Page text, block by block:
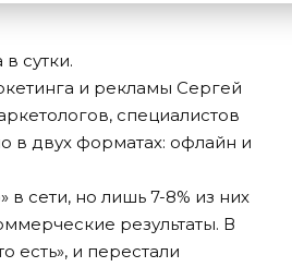
сутки.
и рекламы Сергей
специалистов
в двух форматах: офлайн и
сети, но лишь 7-8% из них
результаты. В
есть», и перестали